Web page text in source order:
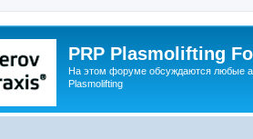
PRP Plasmolifting
На этом форуме обсуждаются любые
Plasmolifting